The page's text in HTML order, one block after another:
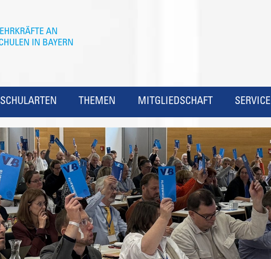
SCHULARTEN THEMEN MITGLIEDSCHAFT SERVICE